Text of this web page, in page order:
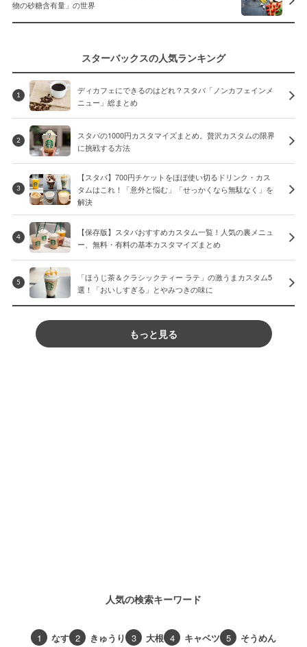
物の砂糖含有量」の世界
スターバックスの人気ランキング
1
ディカフェにできるのはどれ？スタバ「ノンカフェインメ
ニュー」総まとめ
2
スタバの1000円カスタマイズまとめ。贅沢カスタムの限界
に挑戦する方法
3
【スタバ】700円チケットをほぼ使い切るドリンク・カス
タムはこれ！「意外と悩む」「せっかくなら無駄なく」を
解決
4
【保存版】スタバおすすめカスタム一覧！人気の裏メニュ
ー、無料・有料の基本カスタマイズまとめ
5
「ほうじ茶＆クラシックティー ラテ」の激うまカスタム5
選！「おいしすぎる」とやみつきの味に
もっと見る
人気の検索キーワード
1 なす 2 きゅうり 3 大根 4 キャベツ 5 そうめん